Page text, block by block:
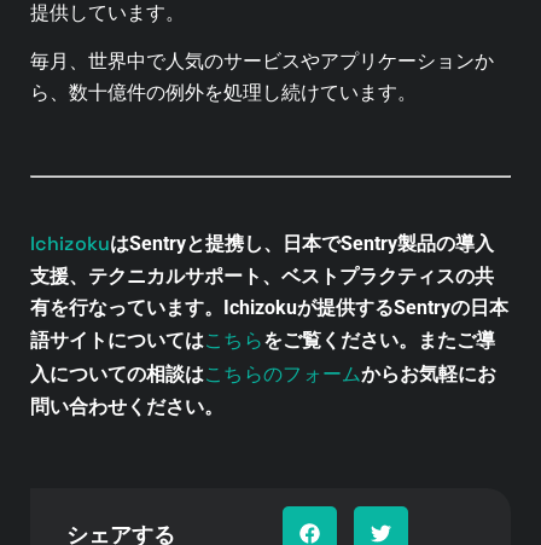
提供しています。
毎月、世界中で人気のサービスやアプリケーションか
ら、数十億件の例外を処理し続けています。
IchizokuはSentryと提携し、日本でSentry製品の導入
支援、テクニカルサポート、ベストプラクティスの共
有を行なっています。Ichizokuが提供するSentryの日本
語サイトについてはこちらをご覧ください。またご導
入についての相談はこちらのフォームからお気軽にお
問い合わせください。
シェアする